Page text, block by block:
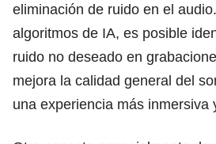
eliminación de ruido en el
algoritmos de IA, es posible
ruido no deseado en
mejora la calidad general del
una experiencia más inmersiva